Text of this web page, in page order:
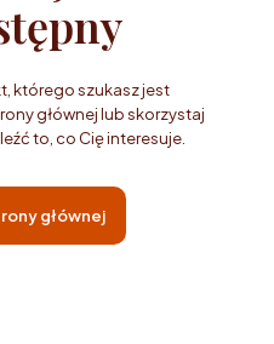
którego szukasz jest
głównej lub skorzystaj
to, co Cię interesuje.
głównej